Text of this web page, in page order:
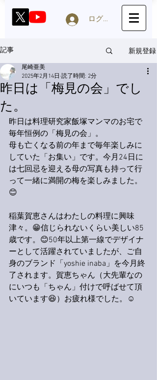
ログイン
記事 新規登録
昨日は「梅見の会」でし
た。
尾崎亜美
2025年2月14日 読了時間: 2分
昨日は料理研究家飯塚マンマのお宅で
毎年恒例の「梅見の会」。
母も亡くなる前の年まで毎年楽しみに
していた「お集い」です。今月24日に
は七回忌を迎える母の写真も持って行
って一緒に満開の梅を楽しみました。
😊
稲葉賀恵さんはわたしの料理に興味
津々。😁信じられないくらい美しい85
歳です。😊50年以上第一線でデザイナ
ーとして活躍されていましたが、ご自
身のブランド「yoshie inaba」を今月終
了されます。賀恵ちゃん（大先輩なの
にいつも「ちゃん」付けで呼ばせて頂
いています😆）お疲れ様でした。☺️